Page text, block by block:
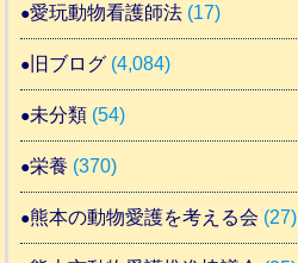
愛玩動物看護師法 (17)
旧ブログ (4,084)
未分類 (54)
栄養 (370)
熊本の動物愛護を考える会 (27)